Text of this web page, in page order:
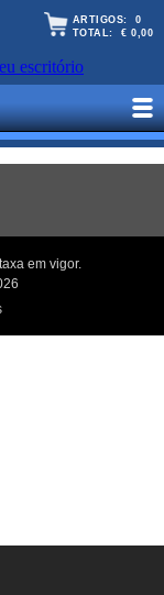
ARTIGOS: 0
TOTAL: € 0,00
em vigor.